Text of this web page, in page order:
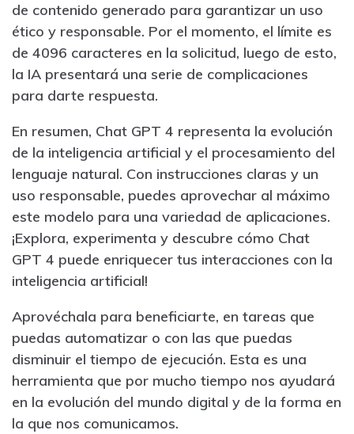
de contenido generado para garantizar un uso
ético y responsable. Por el momento, el límite es
de 4096 caracteres en la solicitud, luego de esto,
la IA presentará una serie de complicaciones
para darte respuesta.
En resumen, Chat GPT 4 representa la evolución
de la inteligencia artificial y el procesamiento del
lenguaje natural. Con instrucciones claras y un
uso responsable, puedes aprovechar al máximo
este modelo para una variedad de aplicaciones.
¡Explora, experimenta y descubre cómo Chat
GPT 4 puede enriquecer tus interacciones con la
inteligencia artificial!
Aprovéchala para beneficiarte, en tareas que
puedas automatizar o con las que puedas
disminuir el tiempo de ejecución. Esta es una
herramienta que por mucho tiempo nos ayudará
en la evolución del mundo digital y de la forma en
la que nos comunicamos.